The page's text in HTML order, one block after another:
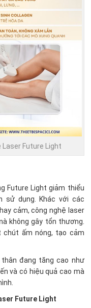
Laser Future Light
Future Light giảm thiểu
sử dụng. Khác với các
cảm, công nghệ laser
không gây tổn thương.
chút ấm nóng, tạo cảm
đang tăng cao như
và có hiệu quả cao mà
Future Light